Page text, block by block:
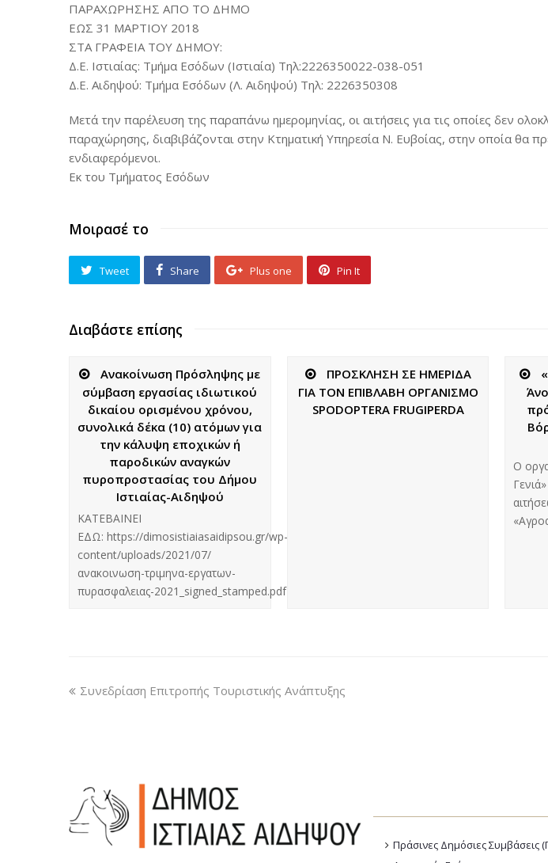
ΠΑΡΑΧΩΡΗΣΗΣ ΑΠΟ ΤΟ ΔΗΜΟ
ΕΩΣ 31 ΜΑΡΤΙΟΥ 2018
ΣΤΑ ΓΡΑΦΕΙΑ ΤΟΥ ΔΗΜΟΥ:
Δ.Ε. Ιστιαίας: Τμήμα Εσόδων (Ιστιαία) Τηλ:2226350022-038-051
Δ.Ε. Αιδηψού: Τμήμα Εσόδων (Λ. Αιδηψού) Τηλ: 2226350308
Μετά την παρέλευση της παραπάνω ημερομηνίας, οι αιτήσεις για τις οποίες δεν
παραχώρησης, διαβιβάζονται στην Κτηματική Υπηρεσία Ν. Ευβοίας, στην οποία θα
ενδιαφερόμενοι.
Εκ του Τμήματος Εσόδων
Μοιρασέ το
Tweet Share Plus one Pin It
Διαβάστε επίσης
Ανακοίνωση Πρόσληψης με
σύμβαση εργασίας ιδιωτικού
δικαίου ορισμένου χρόνου,
συνολικά δέκα (10) ατόμων για
την κάλυψη εποχικών ή
παροδικών αναγκών
πυροπροστασίας του Δήμου
Ιστιαίας-Αιδηψού
ΚΑΤΕΒΑΙΝΕΙ
ΕΔΩ: https://dimosistiaiasaidipsou.gr/wp-
content/uploads/2021/07/
ανακοινωση-τριμηνα-εργατων-
πυρασφαλειας-2021_signed_stamped.pdf
ΠΡΟΣΚΛΗΣΗ ΣΕ ΗΜΕΡΙΔΑ
ΓΙΑ ΤΟΝ ΕΠΙΒΛΑΒΗ ΟΡΓΑΝΙΣΜΟ
SPODOPTERA FRUGIPERDA
Ο
Συνεδρίαση Επιτροπής Τουριστικής Ανάπτυξης
Πράσινες Δημόσιες Συμβάσεις